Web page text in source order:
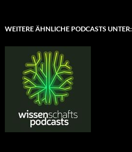
WEITERE ÄHNLICHE PODCASTS UNTER: